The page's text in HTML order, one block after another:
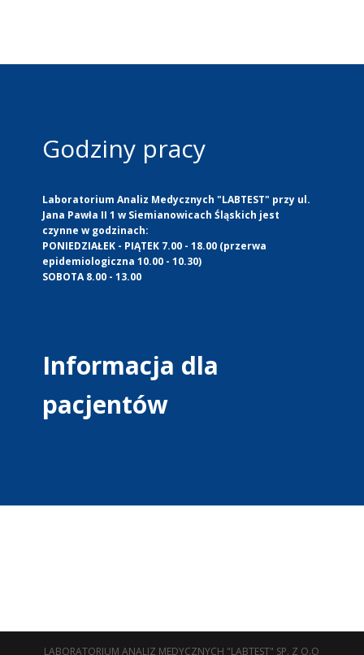
Godziny pracy
Laboratorium Analiz Medycznych "LABTEST" przy ul.
Jana Pawła II 1 w Siemianowicach Śląskich jest
czynne w godzinach:
PONIEDZIAŁEK - PIĄTEK 7.00 - 18.00 (przerwa
epidemiologiczna 10.00 - 10.30)
SOBOTA 8.00 - 13.00
Informacja dla
pacjentów
LABORATORIUM ANALIZ MEDYCZNYCH "LABTEST" SP. Z O.O